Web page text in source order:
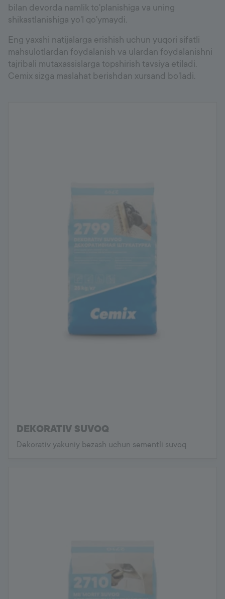
bilan devorda namlik to'planishiga va uning
shikastlanishiga yo'l qo'ymaydi.
Eng yaxshi natijalarga erishish uchun yuqori sifatli
mahsulotlardan foydalanish va ulardan foydalanishni
tajribali mutaxassislarga topshirish tavsiya etiladi.
Cemix sizga maslahat berishdan xursand bo'ladi.
DEKORATIV SUVOQ
Dekorativ yakuniy bezash uchun sementli suvoq